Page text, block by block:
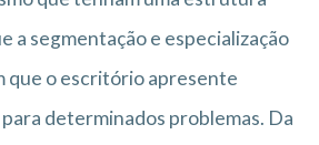
a segmentação e especialização
que o escritório apresente
determinados problemas. Da